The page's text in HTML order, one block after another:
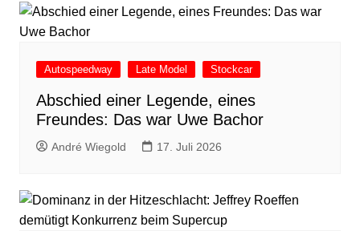
Autospeedway Late Model Stockcar
Abschied einer Legende, eines
Freundes: Das war Uwe Bachor
André Wiegold 17. Juli 2026